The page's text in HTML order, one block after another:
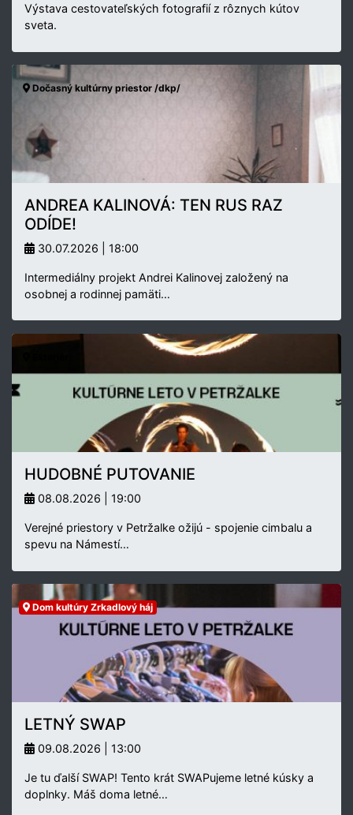
Výstava cestovateľských fotografií z rôznych kútov
sveta.
Dočasný kultúrny priestor /dkp/
ANDREA KALINOVÁ: TEN RUS RAZ
ODÍDE!
30.07.2026 | 18:00
Intermediálny projekt Andrei Kalinovej založený na
osobnej a rodinnej pamäti…
HUDOBNÉ PUTOVANIE
08.08.2026 | 19:00
Verejné priestory v Petržalke ožijú - spojenie cimbalu a
spevu na Námestí…
Dom kultúry Zrkadlový háj
LETNÝ SWAP
09.08.2026 | 13:00
Je tu ďalší SWAP! Tento krát SWAPujeme letné kúsky a
doplnky. Máš doma letné…